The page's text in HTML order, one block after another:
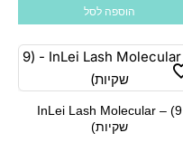
הוספה לסל
InLei Lash Molecular – (9
שקיות)